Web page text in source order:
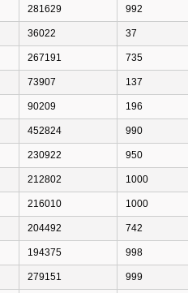
281629 992
36022 37
267191 735
73907 137
90209 196
452824 990
230922 950
212802 1000
216010 1000
204492 742
194375 998
279151 999